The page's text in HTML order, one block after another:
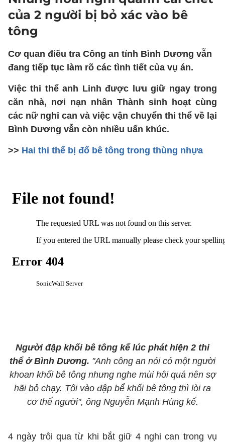
của 2 người bị bỏ xác vào bê
tông
Cơ quan điều tra Công an tỉnh Bình Dương vẫn
đang tiếp tục làm rõ các tình tiết của vụ án.
Việc thi thể anh Linh được lưu giữ ngay trong
căn nhà, nơi nạn nhân Thành sinh hoạt cùng
các nữ nghi can và việc vận chuyển thi thể về lại
Bình Dương vẫn còn nhiều uẩn khúc.
>> Hai thi thể bị đổ bê tông trong thùng nhựa
Người đập khối bê tông kể lúc phát hiện 2 thi
thể ở Bình Dương. "Anh công an nói có một người
khoan khối bê tông nhưng nghe mùi hôi quá nên sợ
hãi bỏ chạy. Tôi vào đập bể khối bê tông thì lòi ra
cơ thể người", ông Nguyễn Mạnh Hùng kể.
4 ngày trôi qua từ khi bắt giữ 4 nghi can trong vụ